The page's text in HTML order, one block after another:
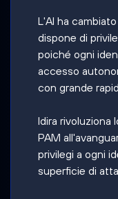
L'AI ha
dispone di
poiché ogni
accesso
con grande
Idira rivoluziona
PAM
privilegi a ogni
superficie di